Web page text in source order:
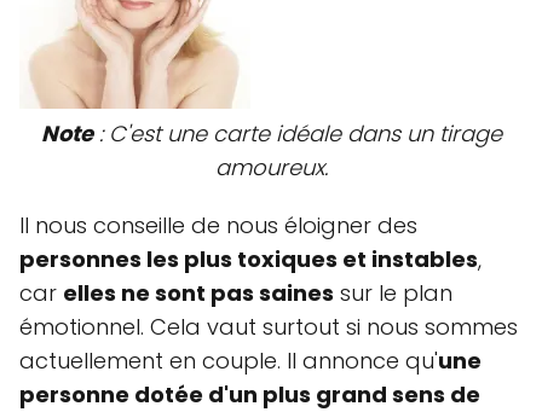
Note: C'est une carte idéale dans un tirage
amoureux.
Il nous conseille de nous éloigner des
personnes les plus toxiques et instables,
car elles ne sont pas saines sur le plan
émotionnel. Cela vaut surtout si nous sommes
actuellement en couple. Il annonce qu'une
personne dotée d'un plus grand sens de